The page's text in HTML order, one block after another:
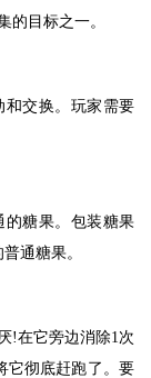
的目标之一。
和交换。玩家需要
的糖果。包装糖果
通糖果。
!在它旁边消除1次
它彻底赶跑了。要